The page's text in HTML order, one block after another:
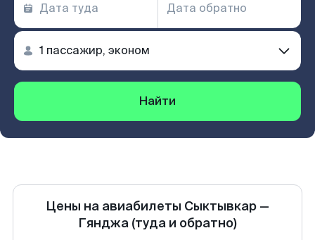
Найти
Цены на авиабилеты Сыктывкар —
Гянджа (туда и обратно)